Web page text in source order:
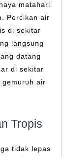
matahari
Percikan air
di sekitar
langsung
datang
di sekitar
gemuruh air
Tropis
tidak lepas